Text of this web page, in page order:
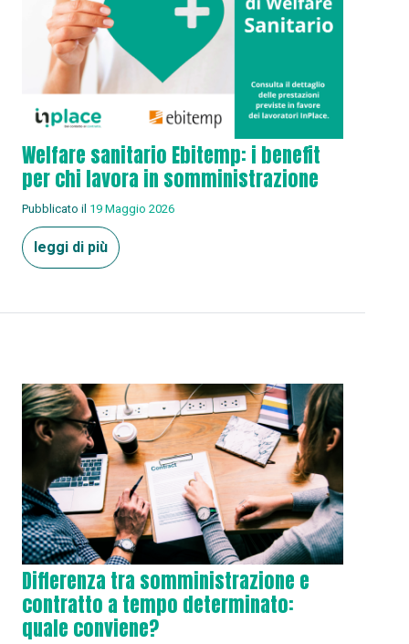
Welfare sanitario Ebitemp: i benefit
per chi lavora in somministrazione
Pubblicato il 19 Maggio 2026
leggi di più
Differenza tra somministrazione e
contratto a tempo determinato:
quale conviene?